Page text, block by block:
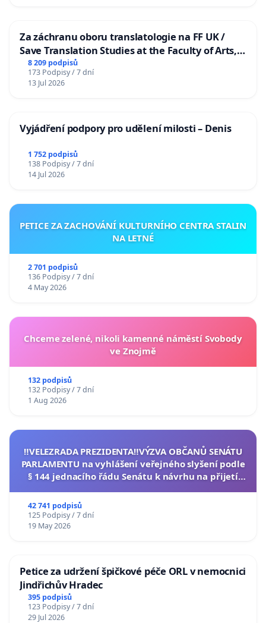
Za záchranu oboru translatologie na FF UK /
Save Translation Studies at the Faculty of Arts,
Charles University
8 209 podpisů
173 Podpisy / 7 dní
13 Jul 2026
Vyjádření podpory pro udělení milosti – Denis
1 752 podpisů
138 Podpisy / 7 dní
14 Jul 2026
PETICE ZA ZACHOVÁNÍ KULTURNÍHO CENTRA STALIN
NA LETNÉ
2 701 podpisů
136 Podpisy / 7 dní
4 May 2026
Chceme zelené, nikoli kamenné náměstí Svobody
ve Znojmě
132 podpisů
132 Podpisy / 7 dní
1 Aug 2026
‼️VELEZRADA PREZIDENTA‼️VÝZVA OBČANŮ SENÁTU
PARLAMENTU na vyhlášení veřejného slyšení podle
§ 144 jednacího řádu Senátu k návrhu na přijetí
42 741 podpisů
125 Podpisy / 7 dní
19 May 2026
Petice za udržení špičkové péče ORL v nemocnici
Jindřichův Hradec
395 podpisů
123 Podpisy / 7 dní
29 Jul 2026